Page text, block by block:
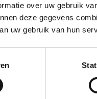
over uw gebruik
deze gegevens
uw gebruik van hun
naar concreet
willen veranderen – en